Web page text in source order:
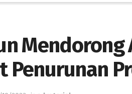
Penurunan